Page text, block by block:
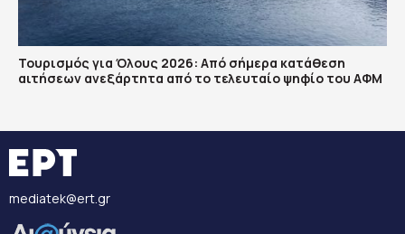
Τουρισμός για Όλους 2026: Από σήμερα κατάθεση
αιτήσεων ανεξάρτητα από το τελευταίο ψηφίο του ΑΦΜ
mediatek@ert.gr